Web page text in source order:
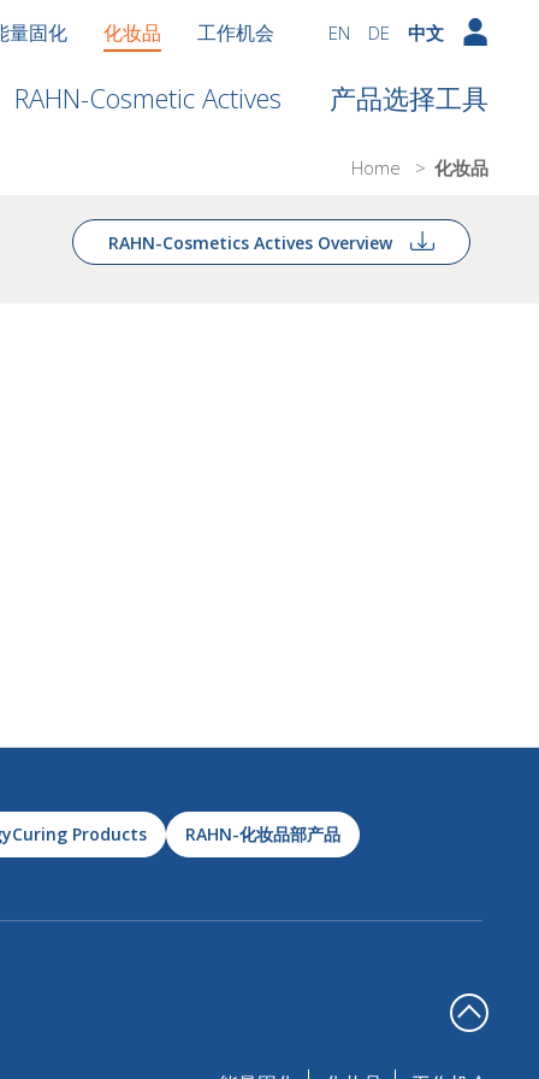
量固化 化妆品 工作机会 EN DE 中文
RAHN-Cosmetic Actives 产品选择工具
Home > 化妆品
RAHN-Cosmetics Actives Overview
Products RAHN-化妆品部产品